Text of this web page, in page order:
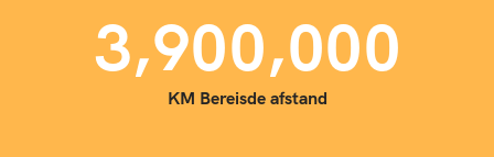
3,900,000
KM Bereisde afstand